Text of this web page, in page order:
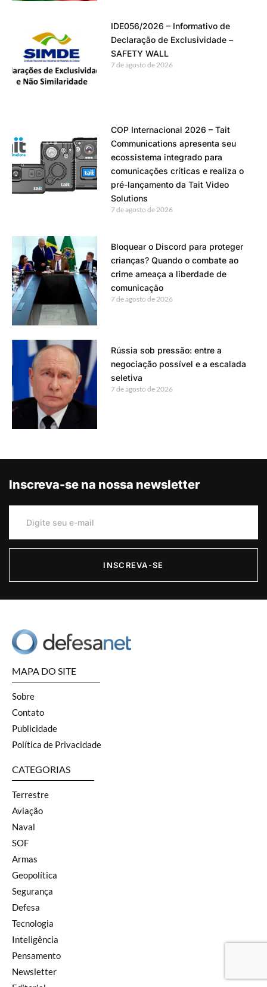
IDE056/2026 – Informativo de
Declaração de Exclusividade –
SAFETY WALL
7 de agosto de 2026
COP Internacional 2026 – Tait
Communications apresenta seu
ecossistema integrado para
comunicações críticas e realiza o
pré-lançamento da Tait Video
Solutions
7 de agosto de 2026
Bloquear o Discord para proteger
crianças? Quando o combate ao
crime ameaça a liberdade de
comunicação
7 de agosto de 2026
Rússia sob pressão: entre a
negociação possível e a escalada
seletiva
7 de agosto de 2026
Inscreva-se na nossa newsletter
INSCREVA-SE
MAPA DO SITE
Sobre
Contato
Publicidade
Política de Privacidade
CATEGORIAS
Terrestre
Aviação
Naval
SOF
Armas
Geopolítica
Segurança
Defesa
Tecnologia
Inteligência
Pensamento
Newsletter